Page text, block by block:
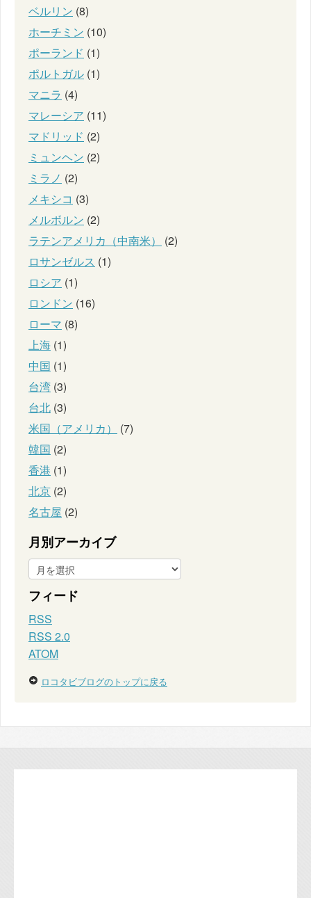
ベルリン (8)
ホーチミン (10)
ポーランド (1)
ポルトガル (1)
マニラ (4)
マレーシア (11)
マドリッド (2)
ミュンヘン (2)
ミラノ (2)
メキシコ (3)
メルボルン (2)
ラテンアメリカ（中南米）
(2)
ロサンゼルス (1)
ロシア (1)
ロンドン (16)
ローマ (8)
上海 (1)
中国 (1)
台湾 (3)
台北 (3)
米国（アメリカ）
(7)
韓国 (2)
香港 (1)
北京 (2)
名古屋 (2)
月別アーカイブ
フィード
RSS
RSS 2.0
ATOM
ロコタビブログのトップに戻る